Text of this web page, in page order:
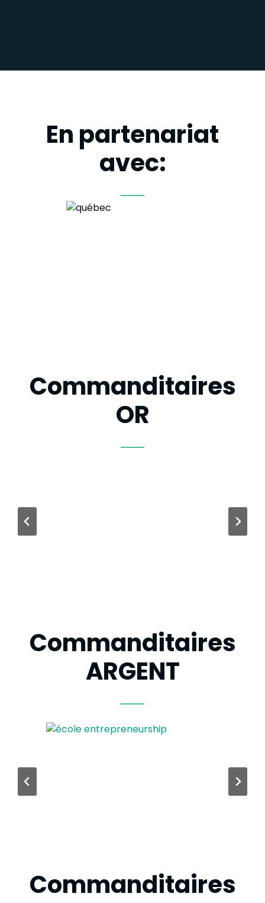
En partenariat
avec:
Commanditaires
OR
Commanditaires
ARGENT
Commanditaires